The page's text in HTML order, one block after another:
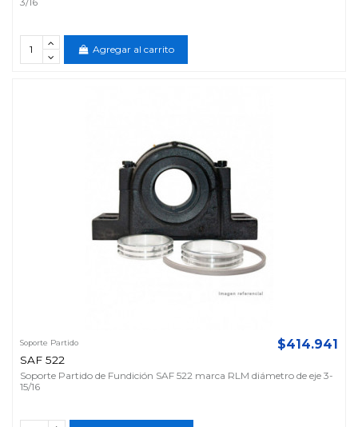
Agregar al carrito
Soporte Partido
SAF 522
$414.941
Soporte Partido de Fundición SAF 522 marca RLM diámetro de eje 3-
15/16